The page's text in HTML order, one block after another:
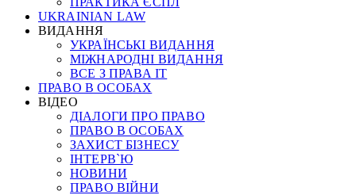
UKRAINIAN LAW
ВИДАННЯ
УКРАЇНСЬКІ ВИДАННЯ
МІЖНАРОДНІ ВИДАННЯ
ВСЕ З ПРАВА ІТ
ПРАВО В ОСОБАХ
ВІДЕО
ДІАЛОГИ ПРО ПРАВО
ПРАВО В ОСОБАХ
ЗАХИСТ БІЗНЕСУ
ІНТЕРВ`Ю
НОВИНИ
ПРАВО ВІЙНИ